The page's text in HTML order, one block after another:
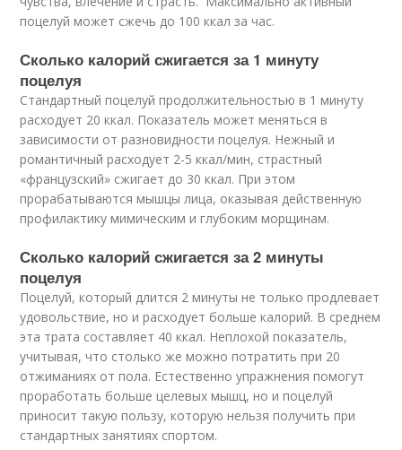
поцелуй может сжечь до 100 ккал за час.
Сколько калорий сжигается за 1 минуту
поцелуя
Стандартный поцелуй продолжительностью в 1 минуту
расходует 20 ккал. Показатель может меняться в
зависимости от разновидности поцелуя. Нежный и
романтичный расходует 2-5 ккал/мин, страстный
«французский» сжигает до 30 ккал. При этом
прорабатываются мышцы лица, оказывая действенную
профилактику мимическим и глубоким морщинам.
Сколько калорий сжигается за 2 минуты
поцелуя
Поцелуй, который длится 2 минуты не только продлевает
удовольствие, но и расходует больше калорий. В среднем
эта трата составляет 40 ккал. Неплохой показатель,
учитывая, что столько же можно потратить при 20
отжиманиях от пола. Естественно упражнения помогут
проработать больше целевых мышц, но и поцелуй
приносит такую пользу, которую нельзя получить при
стандартных занятиях спортом.